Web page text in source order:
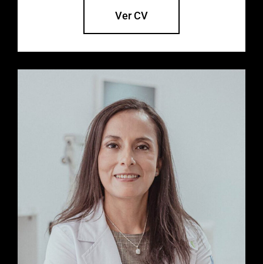
Ver CV